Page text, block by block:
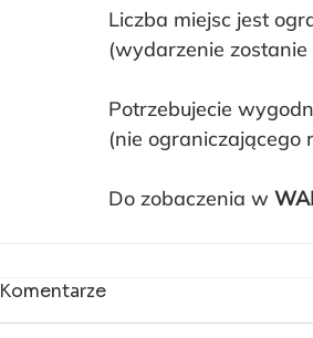
Liczba miejsc jest
(wydarzenie
Potrzebujecie
(nie ograniczającego
Do zobaczenia w
Komentarze